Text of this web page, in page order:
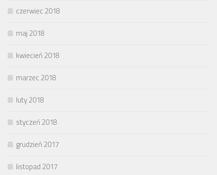
czerwiec 2018
maj 2018
kwiecień 2018
marzec 2018
luty 2018
styczeń 2018
grudzień 2017
listopad 2017